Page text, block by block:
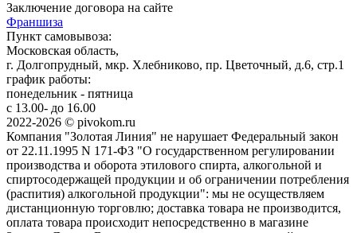
Заключение договора на сайте
Франшиза
Пункт самовывоза:
Московская область,
г. Долгопрудный, мкр. Хлебниково, пр. Цветочный, д.6, стр.1
график работы:
понедельник - пятница
с 13.00- до 16.00
2022-2026 © pivokom.ru
Компания "Золотая Линия" не нарушает Федеральный закон
от 22.11.1995 N 171-ФЗ "О государственном регулировании
производства и оборота этилового спирта, алкогольной и
спиртосодержащей продукции и об ограничении потребления
(распития) алкогольной продукции": мы не осуществляем
дистанционную торговлю; доставка товара не производится,
оплата товара происходит непосредственно в магазине